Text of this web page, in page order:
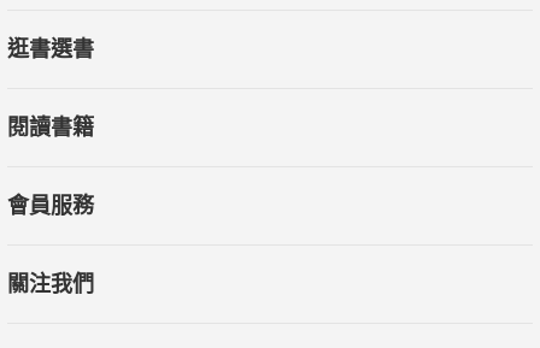
逛書選書
閱讀書籍
會員服務
關注我們